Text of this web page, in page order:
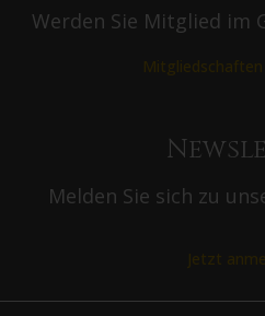
Werden Sie Mitglied im
Mitgliedschaften
Melden Sie sich zu
Jetzt